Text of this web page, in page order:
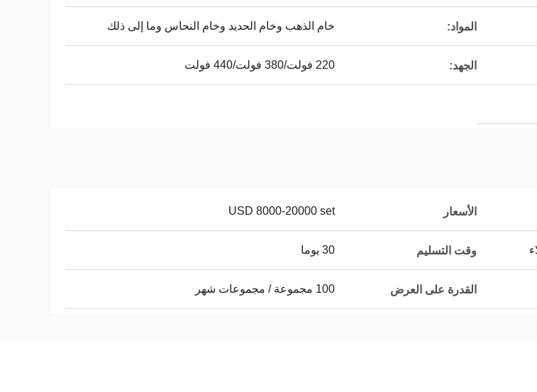
المواد: خام الذهب وخام الحديد وخام النحاس وما إلى ذلك
الجهد: 220 فولت/380 فولت/440 فولت
الأسعار USD 8000-20000 set
وقت التسليم 30 يوما
القدرة على العرض 100 مجموعة / مجموعات شهر